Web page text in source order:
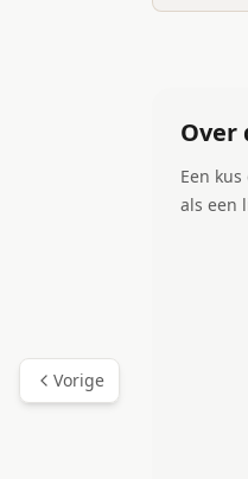
Vorige
Over
Een
als een